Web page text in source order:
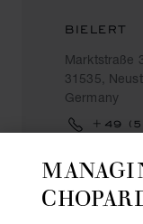
BIELERT
Marktstraße
31535,
Germany
+49